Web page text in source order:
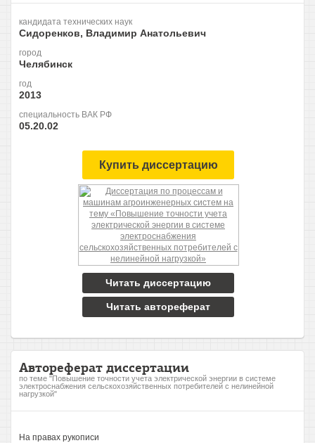
кандидата технических наук
Сидоренков, Владимир Анатольевич
город
Челябинск
год
2013
специальность ВАК РФ
05.20.02
Купить диссертацию
Читать диссертацию
Читать автореферат
Автореферат диссертации
по теме "Повышение точности учета электрической энергии в системе
электроснабжения сельскохозяйственных потребителей с нелинейной
нагрузкой"
На правах рукописи